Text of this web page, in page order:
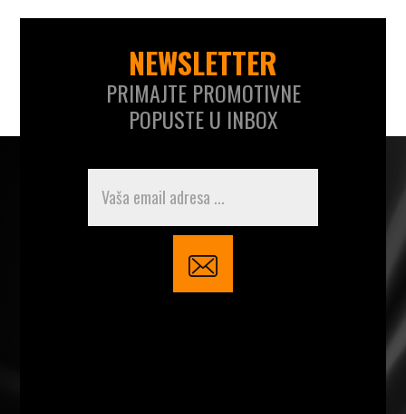
NEWSLETTER
PRIMAJTE PROMOTIVNE
POPUSTE U INBOX